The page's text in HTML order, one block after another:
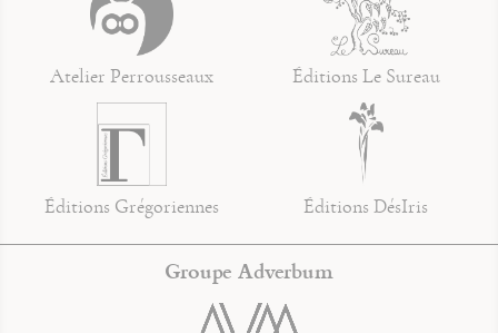
Atelier Perrousseaux Éditions Le Sureau
Éditions Grégoriennes Éditions DésIris
Groupe Adverbum